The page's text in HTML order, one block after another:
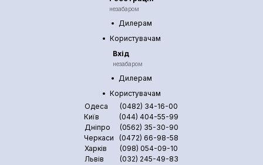
незабаром
Дилерам
Користувачам
Вхід
незабаром
Дилерам
Користувачам
Одеса
(0482) 34-16-00
Київ
(044) 404-55-99
Дніпро
(0562) 35-30-90
Черкаси
(0472) 66-98-58
Харків
(098) 054-09-10
Львів
(032) 245-49-83